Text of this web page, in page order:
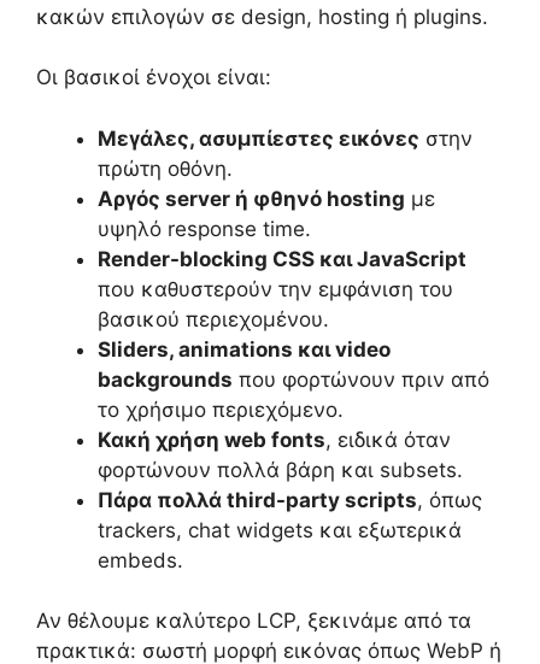
κακών επιλογών σε design, hosting ή plugins.
Οι βασικοί ένοχοι είναι:
Μεγάλες, ασυμπίεστες εικόνες στην
πρώτη οθόνη.
Αργός server ή φθηνό hosting με
υψηλό response time.
Render-blocking CSS και JavaScript
που καθυστερούν την εμφάνιση του
βασικού περιεχομένου.
Sliders, animations και video
backgrounds που φορτώνουν πριν από
το χρήσιμο περιεχόμενο.
Κακή χρήση web fonts, ειδικά όταν
φορτώνουν πολλά βάρη και subsets.
Πάρα πολλά third-party scripts, όπως
trackers, chat widgets και εξωτερικά
embeds.
Αν θέλουμε καλύτερο LCP, ξεκινάμε από τα
πρακτικά: σωστή μορφή εικόνας όπως WebP ή